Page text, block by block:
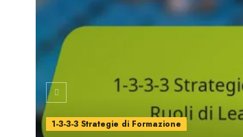
1-3-3-3 Strategie di Formazione